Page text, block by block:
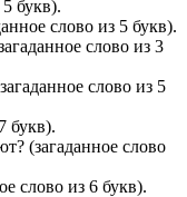
букв).
слово из 5 букв).
слово из 3
слово из 5
букв).
(загаданное слово
слово из 6 букв).